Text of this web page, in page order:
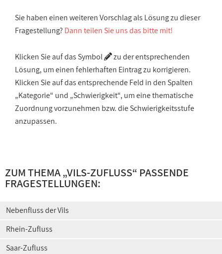
Sie haben einen weiteren Vorschlag als Lösung zu dieser
Fragestellung? Dann teilen Sie uns das bitte mit!
Klicken Sie auf das Symbol
zu der entsprechenden
Lösung, um einen fehlerhaften Eintrag zu korrigieren.
Klicken Sie auf das entsprechende Feld in den Spalten
„Kategorie“ und „Schwierigkeit“, um eine thematische
Zuordnung vorzunehmen bzw. die Schwierigkeitsstufe
anzupassen.
ZUM THEMA „VILS-ZUFLUSS“ PASSENDE
FRAGESTELLUNGEN:
Nebenfluss der Vils
Rhein-Zufluss
Saar-Zufluss